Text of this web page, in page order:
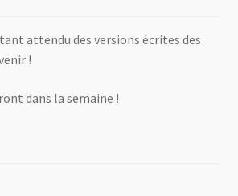
attendu des versions écrites des
!
dans la semaine !